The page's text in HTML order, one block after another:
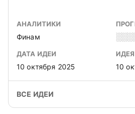
АНАЛИТИКИ
Финам
ДАТА ИДЕИ
10 октября 2025 10
ВСЕ ИДЕИ